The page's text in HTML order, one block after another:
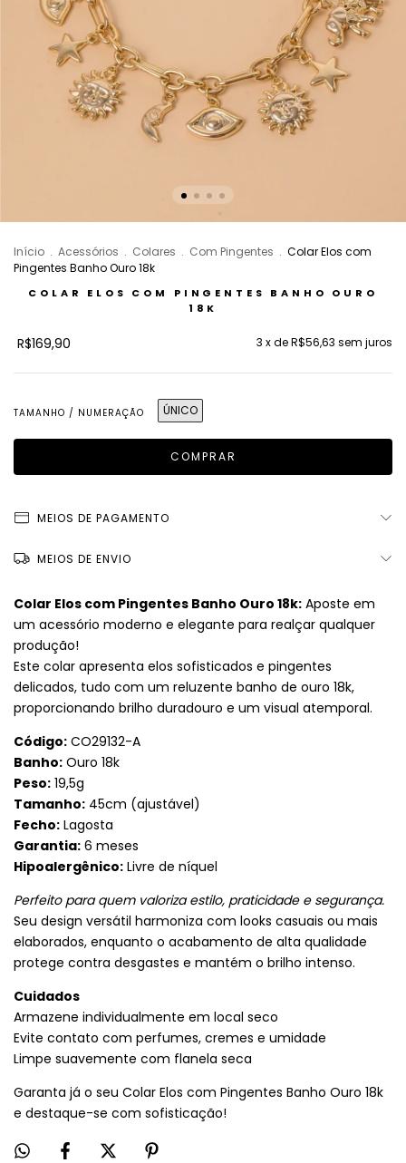
Início . Acessórios . Colares . Com Pingentes . Colar Elos com
Pingentes Banho Ouro 18k
COLAR ELOS COM PINGENTES BANHO OURO
18K
R$169,90 3 x deR$56,63 sem juros
TAMANHO / NUMERAÇÃO ÚNICO
MEIOS DE PAGAMENTO
MEIOS DE ENVIO
Colar Elos com Pingentes Banho Ouro 18k: Aposte em
um acessório moderno e elegante para realçar qualquer
produção!
Este colar apresenta elos sofisticados e pingentes
delicados, tudo com um reluzente banho de ouro 18k,
proporcionando brilho duradouro e um visual atemporal.
Código: CO29132-A
Banho: Ouro 18k
Peso: 19,5g
Tamanho: 45cm (ajustável)
Fecho: Lagosta
Garantia: 6 meses
Hipoalergênico: Livre de níquel
Perfeito para quem valoriza estilo, praticidade e segurança.
Seu design versátil harmoniza com looks casuais ou mais
elaborados, enquanto o acabamento de alta qualidade
protege contra desgastes e mantém o brilho intenso.
Cuidados
Armazene individualmente em local seco
Evite contato com perfumes, cremes e umidade
Limpe suavemente com flanela seca
Garanta já o seu Colar Elos com Pingentes Banho Ouro 18k
e destaque-se com sofisticação!